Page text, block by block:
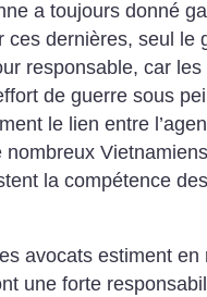
a toujours donné
ces dernières, seul le
responsable, car
de guerre sous
le lien entre
nombreux
la compétence
avocats estiment
une forte